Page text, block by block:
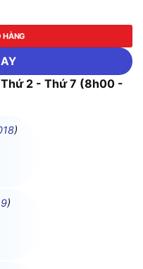
HÀNG
Thứ 2 - Thứ 7 (8h00 -
)
)